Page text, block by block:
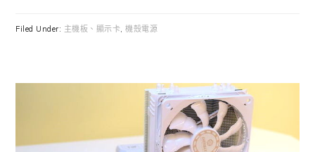
Filed Under: 主機板、顯示卡,機殼電源